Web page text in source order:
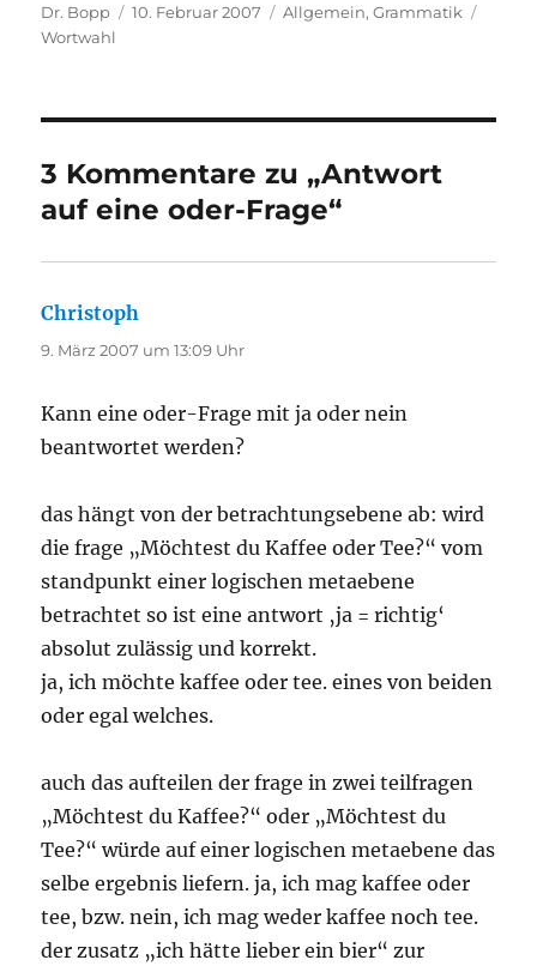
Autor
Dr. Bopp
Veröffentlicht
10. Februar 2007 Kategorien
Allgemein,Grammatik
Wortwahl
3 Kommentare zu „Antwort
auf eine oder-Frage“
Christoph
9. März 2007 um 13:09 Uhr
Kann eine oder-Frage mit ja oder nein
beantwortet werden?
das hängt von der betrachtungsebene ab: wird
die frage „Möchtest du Kaffee oder Tee?“ vom
standpunkt einer logischen metaebene
betrachtet so ist eine antwort ‚ja = richtig‘
absolut zulässig und korrekt.
ja, ich möchte kaffee oder tee. eines von beiden
oder egal welches.
auch das aufteilen der frage in zwei teilfragen
„Möchtest du Kaffee?“ oder „Möchtest du
Tee?“ würde auf einer logischen metaebene das
selbe ergebnis liefern. ja, ich mag kaffee oder
tee, bzw. nein, ich mag weder kaffee noch tee.
der zusatz „ich hätte lieber ein bier“ zur